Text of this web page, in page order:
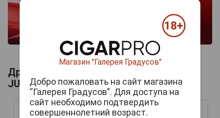
Другие продукты бренда ROMEO Y
JULIETA
Магазин "Галерея Градусов"
Добро пожаловать на сайт магазина
“Галерея Градусов”. Для доступа на
сайт необходимо подтвердить
совершеннолетний возраст.